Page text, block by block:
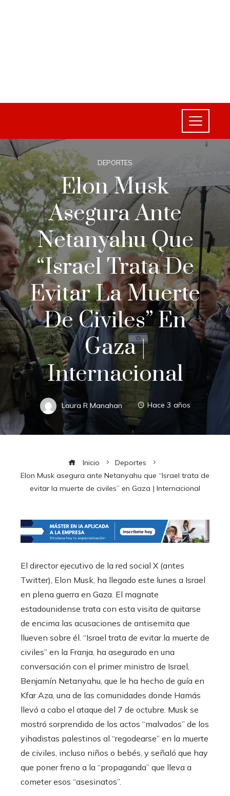
DEPORTES
Elon Musk
Asegura Ante
Netanyahu Que
“Israel Trata De
Evitar La Muerte
De Civiles” En
Gaza |
Internacional
Laura R Manahan Hace 3 años
Inicio
Deportes
Elon Musk asegura ante Netanyahu que “Israel trata de
evitar la muerte de civiles” en Gaza | Internacional
El director ejecutivo de la red social X (antes
Twitter), Elon Musk, ha llegado este lunes a Israel
en plena guerra en Gaza. El magnate
estadounidense trata con esta visita de quitarse
de encima las acusaciones de antisemita que
llueven sobre él. “Israel trata de evitar la muerte de
civiles” en la Franja, ha asegurado en una
conversación con el primer ministro de Israel,
Benjamín Netanyahu, que le ha hecho de guía en
Kfar Aza, una de las comunidades donde Hamás
llevó a cabo el ataque del 7 de octubre. Musk se
mostró sorprendido de los actos “malvados” de los
yihadistas palestinos al “regodearse” en la muerte
de civiles, incluso niños o bebés, y señaló que hay
que poner freno a la “propaganda” que lleva a
cometer esos “asesinatos”.